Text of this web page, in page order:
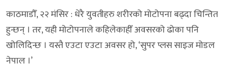
काठमाडौँ, २२ मंसिर : धेरै युवतीहरु शरीरको मोटोपना बढ्दा चिन्तित
हुन्छन् । तर, यही मोटोपनाले कहिलेकाहीँ अवसरको ढोका पनि
खोलिदिन्छ । यस्तै एउटा एउटा अवसर हो, ‘सुपर प्लस साइज मोडल
नेपाल ।’